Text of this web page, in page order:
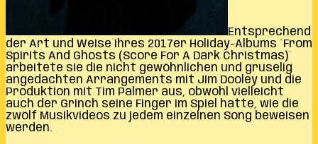
Entsprechend
der Art und Weise ihres 2017er Holiday-Albums ´From
Spirits And Ghosts (Score For A Dark Christmas)´
arbeitete sie die nicht gewöhnlichen und gruselig
angedachten Arrangements mit Jim Dooley und die
Produktion mit Tim Palmer aus, obwohl vielleicht
auch der Grinch seine Finger im Spiel hatte, wie die
zwölf Musikvideos zu jedem einzelnen Song beweisen
werden.